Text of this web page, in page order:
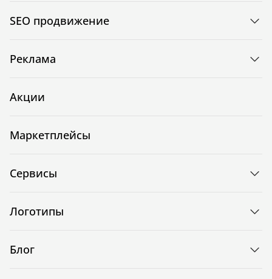
SEO продвижение
Реклама
Акции
Маркетплейсы
Сервисы
Логотипы
Блог